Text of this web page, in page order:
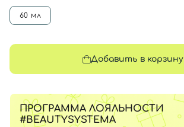
60 мл
Добавить в корзину
ПРОГРАММА ЛОЯЛЬНОСТИ
#BEAUTYSYSTEMA